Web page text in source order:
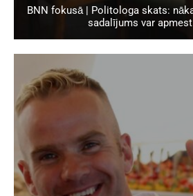
BNN fokusā | Politologa skats:
sadalījums var